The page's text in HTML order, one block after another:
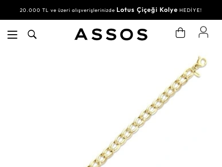
20.000 TL ve üzeri alışverişlerinizde Lotus Çiçeği Kolye HEDİYE!